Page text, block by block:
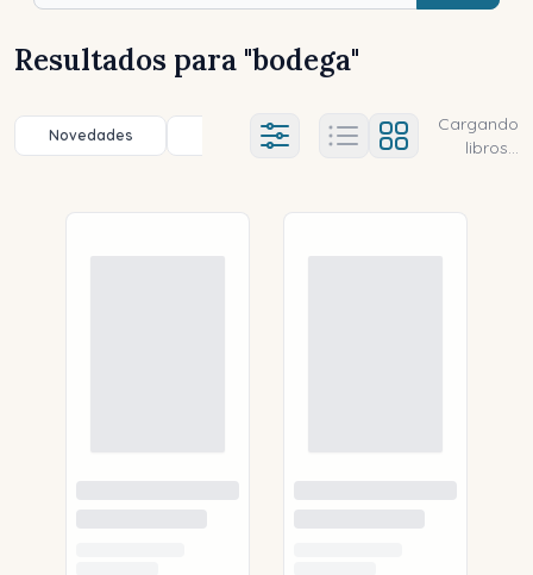
Buscar
Resultados para "bodega"
Novedades Título (a-z) Título (z-a)
Ajustes abierto
Cargando
libros...